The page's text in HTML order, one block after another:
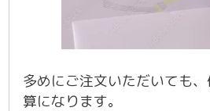
多めにご注文いただいても
算になります。